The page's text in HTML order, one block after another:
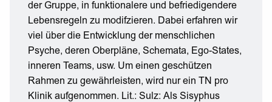
der Gruppe, in funktionalere und befriedigendere
Lebensregeln zu modifzieren. Dabei erfahren wir
viel über die Entwicklung der menschlichen
Psyche, deren Oberpläne, Schemata, Ego-States,
inneren Teams, usw. Um einen geschützen
Rahmen zu gewährleisten, wird nur ein TN pro
Klinik aufgenommen. Lit.: Sulz: Als Sisyphus